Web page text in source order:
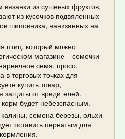
вязанки из сушеных фруктов,
из кусочков подвяленных
шиповника, нанизанных на
птиц, который можно
магазине – семечки
семя, просо.
в торговых точках для
купить товар,
защиты от вредителей.
будет небезопасным.
семена березы, ольхи
оставить пернатым для